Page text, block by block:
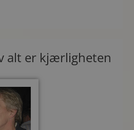
alt er kjærligheten